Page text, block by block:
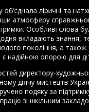
ліричні та
атмосферу
Особливі слова
вкладають знання,
покоління, а
надійною опорою для
директору-
діячу мистецтв
подяку за
зі шкільним